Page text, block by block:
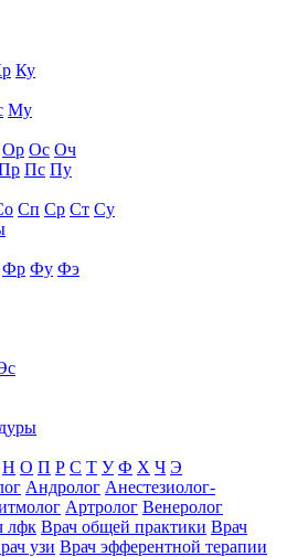
Ку
Му
Ор Ос Оч
Пс Пу
Сп Ср Ст Су
Фр Фу Фэ
Н О П Р С Т У Ф Х Ч Э
Андролог Анестезиолог-
Артролог Венеролог
лфк Врач общей практики Врач
узи Врач эфферентной терапии